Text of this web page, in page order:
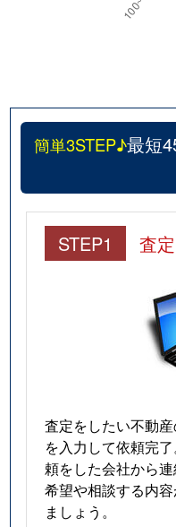
簡単3STEP♪最短
STEP1 査
査定をしたい不動
を入力して依頼完
頼をした会社から連
希望や相談する内
ましょう。